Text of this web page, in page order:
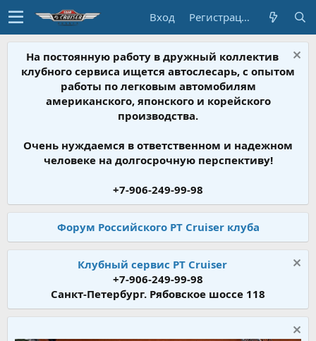
Вход Регистрация
На постоянную работу в дружный коллектив
клубного сервиса ищется автослесарь, с опытом
работы по легковым автомобилям
американского, японского и корейского
производства.
Очень нуждаемся в ответственном и надежном
человеке на долгосрочную перспективу!
+7-906-249-99-98
Форум Российского PT Cruiser клуба
Клубный сервис PT Cruiser
+7-906-249-99-98
Санкт-Петербург. Рябовское шоссе 118